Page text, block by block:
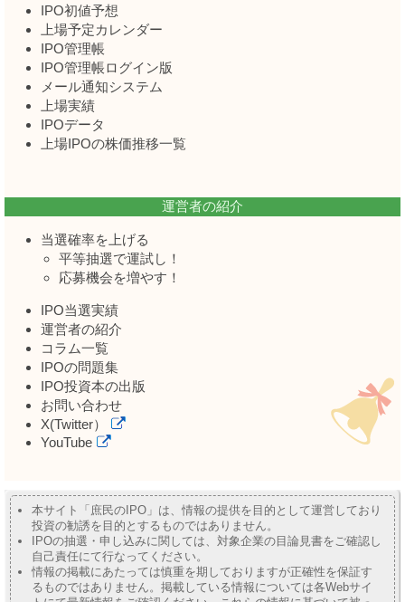
IPO初値予想
上場予定カレンダー
IPO管理帳
IPO管理帳ログイン版
メール通知システム
上場実績
IPOデータ
上場IPOの株価推移一覧
運営者の紹介
当選確率を上げる
平等抽選で運試し！
応募機会を増やす！
IPO当選実績
運営者の紹介
コラム一覧
IPOの問題集
IPO投資本の出版
お問い合わせ
X(Twitter）
YouTube
本サイト「庶民のIPO」は、情報の提供を目的として運営しており
投資の勧誘を目的とするものではありません。
IPOの抽選・申し込みに関しては、対象企業の目論見書をご確認し
自己責任にて行なってください。
情報の掲載にあたっては慎重を期しておりますが正確性を保証す
るものではありません。掲載している情報については各Webサイ